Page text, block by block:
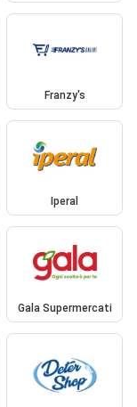
Franzy's
Iperal
Gala Supermercati